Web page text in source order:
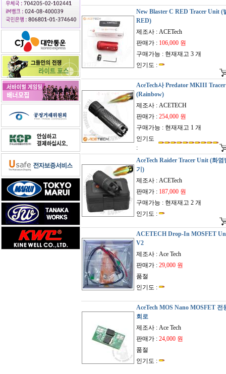
New Blaster C RED Tracer Unit (
RED)
제조사 : ACETech
판매가 : 106,000 원
구매가능 : 현재재고 3 개
인기도 :
AceTech사 Predator MKIII
(Rainbow)
제조사 : ACETECH
판매가 : 254,000 원
구매가능 : 현재재고 1 개
인기도
:
AceTech Raider Tracer Unit (화염
기)
제조사 : ACETech
판매가 : 187,000 원
구매가능 : 현재재고 2 개
인기도 :
ACETECH Drop-In MOSFET
V2
제조사 : Ace Tech
판매가 : 29,000 원
품절
인기도 :
AceTech MOS Nano MOSFET 전
회로
제조사 : Ace Tech
판매가 : 24,000 원
품절
인기도 :